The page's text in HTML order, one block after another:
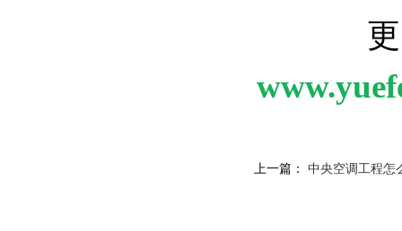
上一篇： 中央空调工程怎